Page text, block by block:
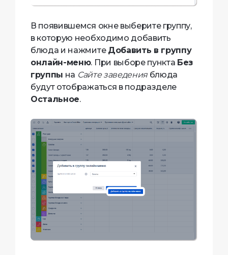
В появившемся окне выберите группу,
в которую необходимо добавить
блюда и нажмите Добавить в группу
онлайн-меню. При выборе пункта Без
группы на Сайте заведения блюда
будут отображаться в подразделе
Остальное.